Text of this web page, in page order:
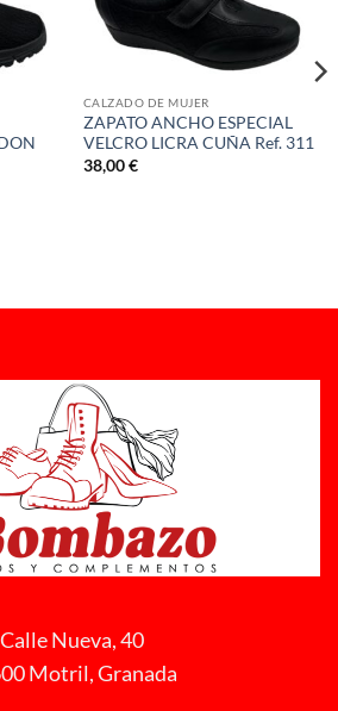
CALZADO DE MUJER
ZAPATO ANCHO ESPECIAL
VELCRO LICRA CUÑA Ref. 311
38,00€
Calle Nueva, 40
Motril, Granada